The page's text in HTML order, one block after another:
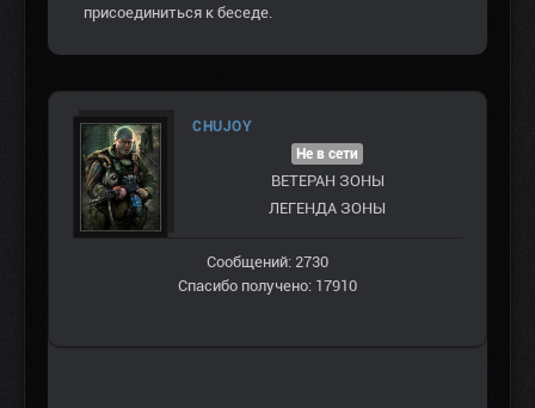
присоединиться к беседе.
CHUJOY
Не в сети
ВЕТЕРАН ЗOНЫ
ЛЕГЕНДА ЗОНЫ
Сообщений: 2730
Спасибо получено: 17910